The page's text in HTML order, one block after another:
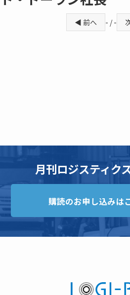
◀ 前へ - / -
月刊ロジスティク
購読のお申し込みは